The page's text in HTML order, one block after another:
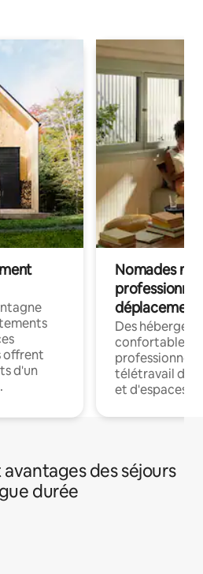
offrent
d'un
Nomades
déplacement
Des
confortables
professionnels
télétravail
et d'espaces
des séjours
durée